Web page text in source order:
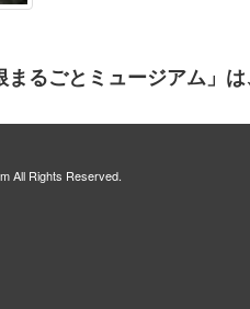
まるごとミュージアム」
All Rights Reserved.